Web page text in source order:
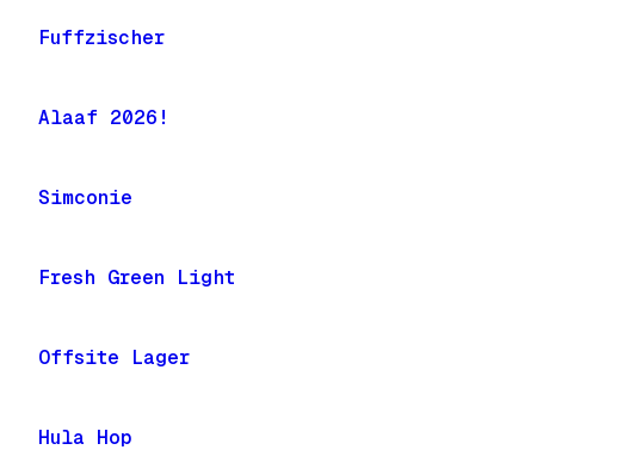
Fuffzischer
Alaaf 2026!
Simconie
Fresh Green Light
Offsite Lager
Hula Hop